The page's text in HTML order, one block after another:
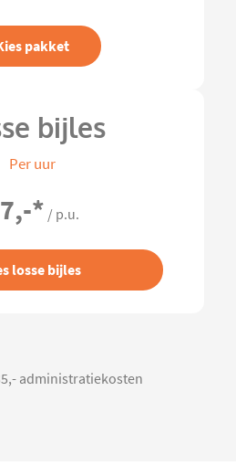
pakket
bijles
Per uur
* / p.u.
losse bijles
administratiekosten